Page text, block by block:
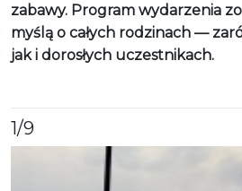
zabawy. Program wydarzenia
myślą o całych rodzinach —
jak i dorosłych uczestnikach.
1/9